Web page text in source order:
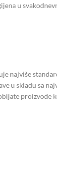
u
u skladu sa